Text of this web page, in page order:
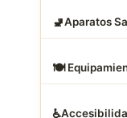
🚽Aparatos
🍽
♿